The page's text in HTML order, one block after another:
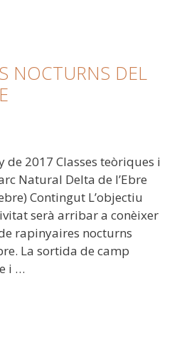
NOCTURNS DEL
de 2017 Classes teòriques i
Natural Delta de l’Ebre
Contingut L’objectiu
serà arribar a conèixer
rapinyaires nocturns
La sortida de camp
i …